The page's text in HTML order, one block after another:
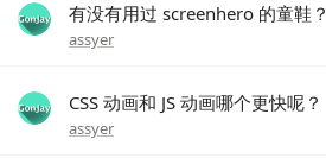
有没有用过 screenhero 的童鞋？
assyer
CSS 动画和 JS 动画哪个更快呢？
assyer